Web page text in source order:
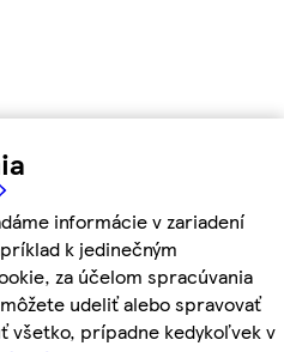
informácie v zariadení
k jedinečným
za účelom spracúvania
udeliť alebo spravovať
všetko, prípadne kedykoľvek v